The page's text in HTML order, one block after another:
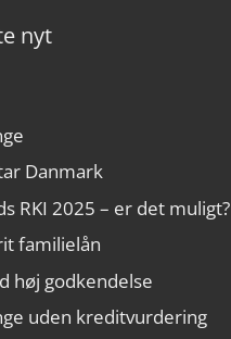
nyt
Danmark
RKI 2025 – er det muligt?
familielån
høj godkendelse
uden kreditvurdering